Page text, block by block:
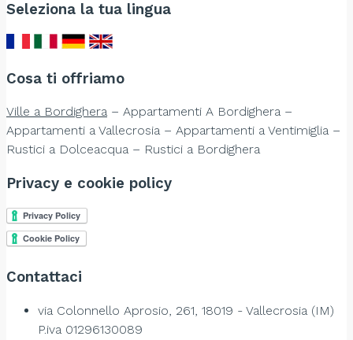
Seleziona la tua lingua
Cosa ti offriamo
Ville a Bordighera– Appartamenti A Bordighera –
Appartamenti a Vallecrosia – Appartamenti a Ventimiglia –
Rustici a Dolceacqua – Rustici a Bordighera
Privacy e cookie policy
Contattaci
via Colonnello Aprosio, 261, 18019 - Vallecrosia (IM)
P.iva 01296130089